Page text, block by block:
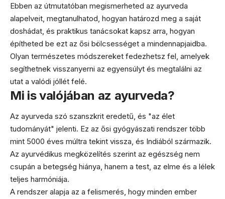
Ebben az útmutatóban megismerheted az ayurveda
alapelveit, megtanulhatod, hogyan határozd meg a saját
doshádat, és praktikus tanácsokat kapsz arra, hogyan
építheted be ezt az ősi bölcsességet a mindennapjaidba.
Olyan természetes módszereket fedezhetsz fel, amelyek
segíthetnek visszanyerni az egyensúlyt és megtalálni az
utat a valódi jóllét felé.
Mi is valójában az ayurveda?
Az ayurveda szó szanszkrit eredetű, és "az élet
tudományát" jelenti. Ez az ősi gyógyászati rendszer több
mint 5000 éves múltra tekint vissza, és Indiából származik.
Az ayurvédikus megközelítés szerint az egészség nem
csupán a betegség hiánya, hanem a test, az elme és a lélek
teljes harmóniája.
A rendszer alapja az a felismerés, hogy minden ember